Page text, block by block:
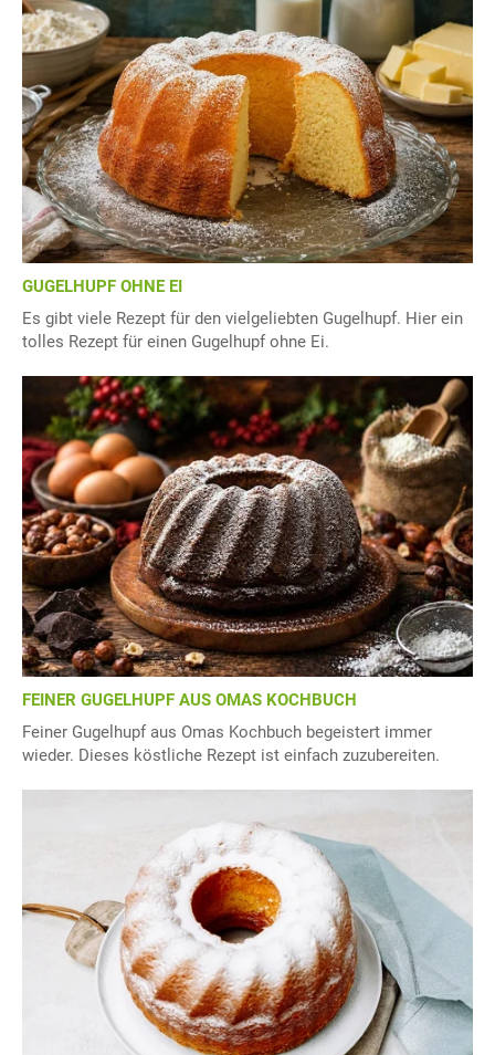
GUGELHUPF OHNE EI
Es gibt viele Rezept für den vielgeliebten Gugelhupf. Hier ein
tolles Rezept für einen Gugelhupf ohne Ei.
FEINER GUGELHUPF AUS OMAS KOCHBUCH
Feiner Gugelhupf aus Omas Kochbuch begeistert immer
wieder. Dieses köstliche Rezept ist einfach zuzubereiten.